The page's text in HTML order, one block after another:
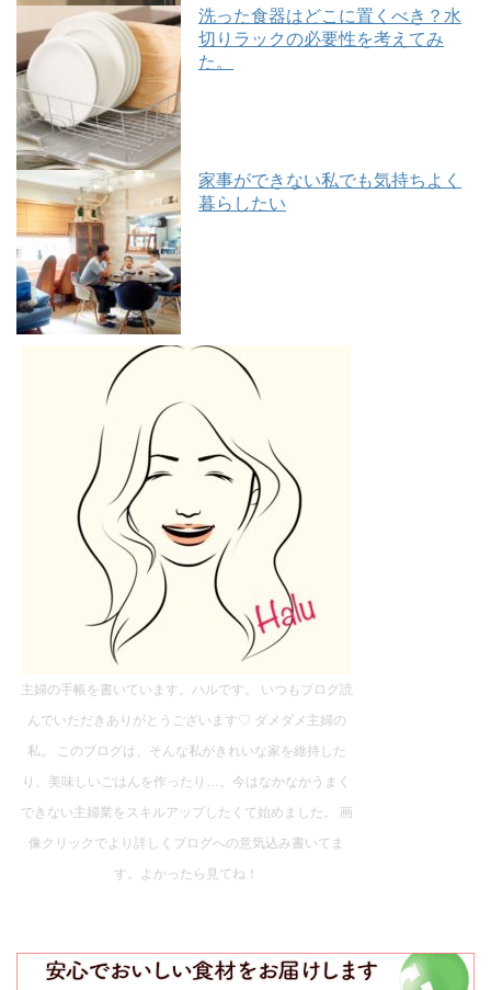
洗った食器はどこに置くべき？水
切りラックの必要性を考えてみ
た。
家事ができない私でも気持ちよく
暮らしたい
主婦の手帳を書いています。ハルです。 いつもブログ読
んでいただきありがとうございます♡ ダメダメ主婦の
私。 このブログは、そんな私がきれいな家を維持した
り、美味しいごはんを作ったり…。今はなかなかうまく
できない主婦業をスキルアップしたくて始めました。 画
像クリックでより詳しくブログへの意気込み書いてま
す。よかったら見てね！